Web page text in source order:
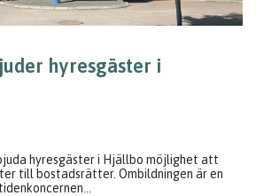
hyresgäster i
hyresgäster i Hjällbo möjlighet att
till bostadsrätter. Ombildningen är en